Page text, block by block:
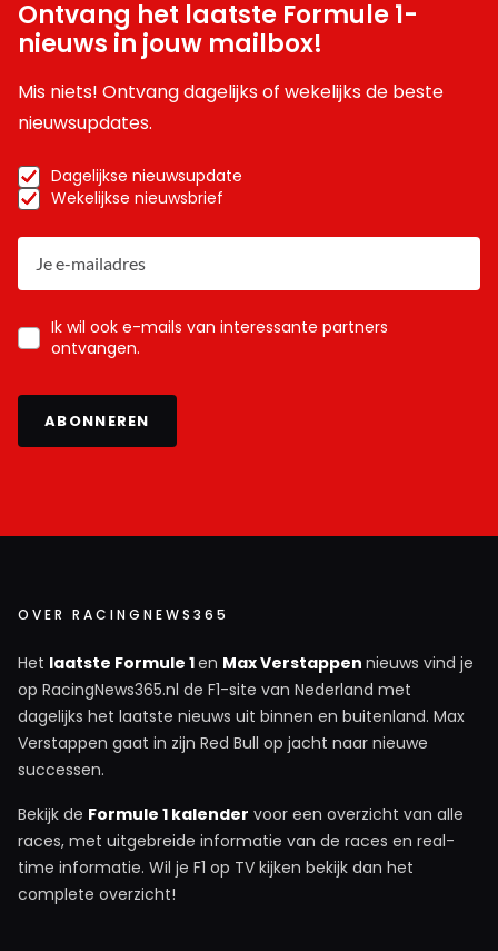
Ontvang het laatste Formule 1-
nieuws in jouw mailbox!
Mis niets! Ontvang dagelijks of wekelijks de beste
nieuwsupdates.
Dagelijkse nieuwsupdate
Wekelijkse nieuwsbrief
Ik wil ook e-mails van interessante partners
ontvangen.
ABONNEREN
OVER RACINGNEWS365
Het laatste Formule 1en Max Verstappen nieuws vind je
op RacingNews365.nl de F1-site van Nederland met
dagelijks het laatste nieuws uit binnen en buitenland. Max
Verstappen gaat in zijn Red Bull op jacht naar nieuwe
successen.
Bekijk de Formule 1 kalender voor een overzicht van alle
races, met uitgebreide informatie van de races en real-
time informatie. Wil je F1 op TV kijken bekijk dan het
complete overzicht!